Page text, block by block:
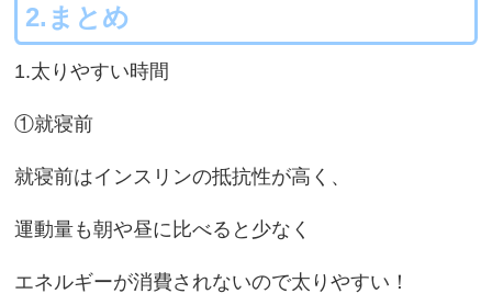
2.まとめ
1.太りやすい時間
①就寝前
就寝前はインスリンの抵抗性が高く、
運動量も朝や昼に比べると少なく
エネルギーが消費されないので太りやすい！